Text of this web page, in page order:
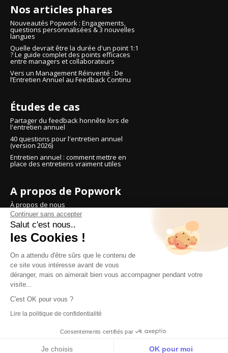
Réflexions et conseils sur le
management d'équipe et le
leadership
Nos articles phares
Nouveautés Popwork : Engagements,
questions personnalisées & 3 nouvelles
langues
Quelle devrait être la durée d'un point 1:1
? Le guide complet des points efficaces
entre managers et collaborateurs
Vers un Management Réinventé : De
l’Entretien Annuel au Feedback Continu
Études de cas
Partager du feedback honnête lors de
l'entretien annuel
40 questions pour l'entretien annuel
(version 2026)
Entretien annuel : comment mettre en
place des entretiens vraiment utiles
A propos de Popwork
À propos de nous
Réserver une démo
Tarifs
Essayer Popwork
Français
M'inscrire
Continuer sans accepter
Salut c'est nous..
les Cookies !
On a attendu d'être sûrs que le contenu de
ce site vous intéresse avant de vous
déranger, mais on aimerait bien vous accompagner pendant votre
visite...
C'est OK pour vous ?
Lire la politique de confidentialité
Consentements certifiés par
Je choisis OK pour moi